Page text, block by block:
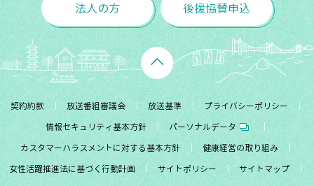
法人の方 後援協賛申込
契約約款 放送番組審議会 放送基準
プライバシーポリシー
情報セキュリティ基本方針
パーソナルデータ
カスタマーハラスメントに対する基本方針
健康経営の取り組み
女性活躍推進法に基づく行動計画
サイトポリシー サイトマップ